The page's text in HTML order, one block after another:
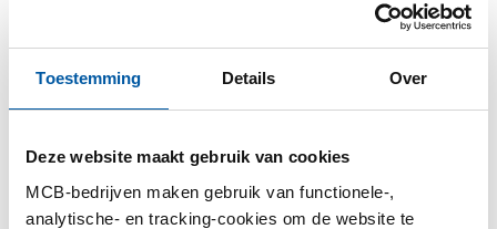
Toestemming Details Over
Deze website maakt gebruik van cookies
MCB-bedrijven maken gebruik van functionele-,
analytische- en tracking-cookies om de website te